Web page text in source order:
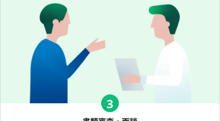
3